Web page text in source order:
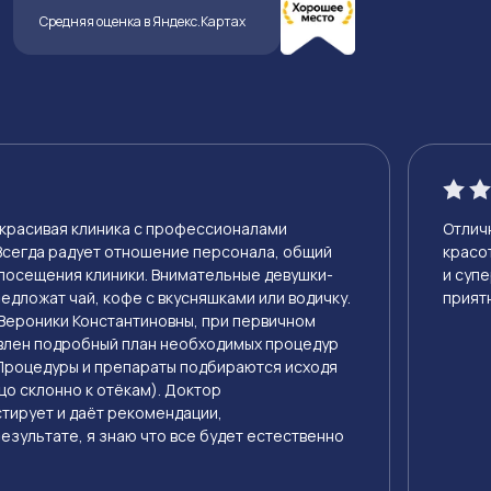
Средняя оценка в Яндекс.Картах
и
клиника с профессионалами
радует отношение персонала, общий
клиники. Внимательные девушки-
чай, кофе с вкусняшками или водичку.
Константиновны, при первичном
подробный план необходимых процедур
и препараты подбираются исходя
склонно к отёкам). Доктор
и даёт рекомендации,
я знаю что все будет естественно